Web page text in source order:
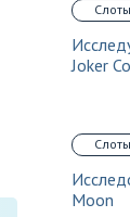
Слоты
Joker
Слоты
Moon